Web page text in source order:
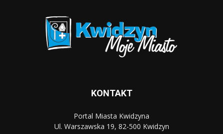
KONTAKT
Portal Miasta Kwidzyna
Ul. Warszawska 19, 82-500 Kwidzyn